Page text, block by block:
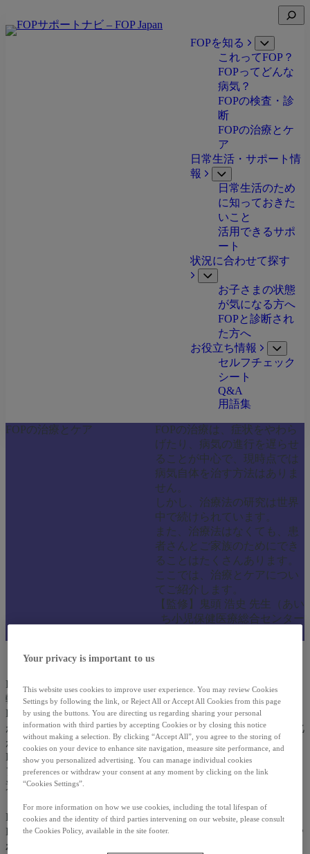
to
content
Open
search
FOPを知る
Open
submenu
これってFOP？
FOPってどんな
病気？
FOPの検査・診
断
FOPの治療とケ
ア
日常生活・サポート情
報
Open
submenu
日常生活のため
に知っておきた
いこと
活用できるサポ
ート
状況に合わせて探す
Open
submenu
お子さまの状態
が気になる方へ
FOPと診断され
た方へ
お役立ち情報
Open
セルフチェック
シート
Q&A
用語集
FOPの治療とケア
FOPの治療は、症状をやわら
げたり、病気の進行を遅らせ
ることが中心で、現時点では
病気自体を治す方法はありま
せん。
しかし、治療法の研究は世界
中で続けられています。
また、治療法はなくても、患
者さんとご家族のためにでき
ることはたくさんあります。
ここでは、治療とケアについ
てご紹介します。
【監修】鬼頭 浩史 先生（あい
ち小児保健医療総合センター
HomeFOPの治療とケア
FOPの治療は、症状への対処と、進行の予防とケアの2つの
軸で行われます。
FOPでは、フレアアップという腫れや痛みが突然起こる時期
があります。このフレアアップを繰り返すことで、体の骨化
が進んでいきます。
FOPの治療は、フレアアップが起こったときの対処と、フレ
アアップが起こらないようにする予防が中心になります。
適切な治療とケアが、お子さまの日々を守ることにつながり
FOPで行われる治療 1,2)
FOPの薬物療法には、病気の進行を抑える治療
症状をや
わらげる治療
Your privacy is important to us
This website uses cookies to improve user experience. You may review Cookies
Settings by following the link, or Reject All or Accept All Cookies from this page
by using the buttons. You are directing us regarding sharing your personal
information with third parties by accepting Cookies or by closing this notice
without making a selection. By clicking “Accept All”, you agree to the storing of
cookies on your device to enhance site navigation, measure site performance, and
show you personalized advertising. You can manage individual cookies
preferences or withdraw your consent at any moment by clicking on the link
“Cookies Settings”.
For more information on how we use cookies, including the total lifespan of
cookies and the identity of third parties intervening on our website, please consult
the Cookies Policy, available in the site footer.